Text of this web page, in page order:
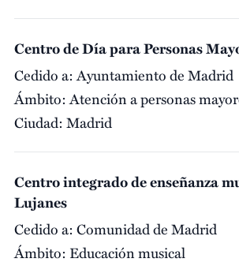
Centro de Día para Personas
Cedido a:Ayuntamiento de Madrid
Ámbito:Atención a personas
Ciudad: Madrid
Centro integrado de enseñanza
Lujanes
Cedido a: Comunidad de Madrid
Ámbito: Educación musical